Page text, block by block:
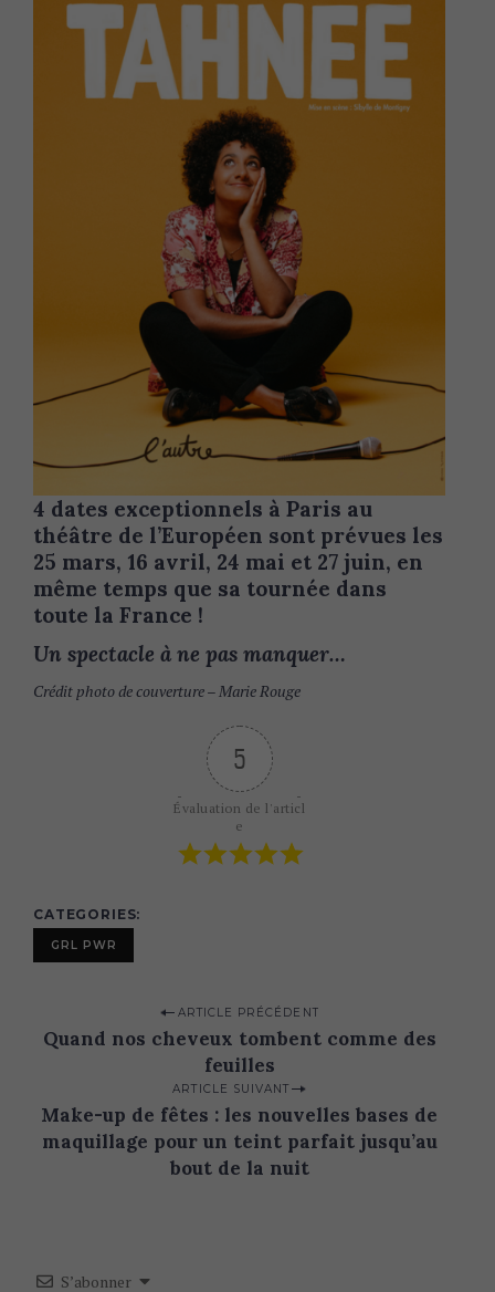
4 dates exceptionnels à Paris au
théâtre de l’Européen sont prévues les
25 mars, 16 avril, 24 mai et 27 juin, en
même temps que sa tournée dans
toute la France !
Un spectacle à ne pas manquer…
Crédit photo de couverture – Marie Rouge
5
Évaluation de l'articl
e
CATEGORIES
GRL PWR
o
t
n
g
ARTICLE PRÉCÉDENT
Quand nos cheveux tombent comme des
feuilles
ARTICLE SUIVANT
Make-up de fêtes : les nouvelles bases de
maquillage pour un teint parfait jusqu’au
bout de la nuit
S’abonner